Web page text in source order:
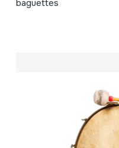
baguettes